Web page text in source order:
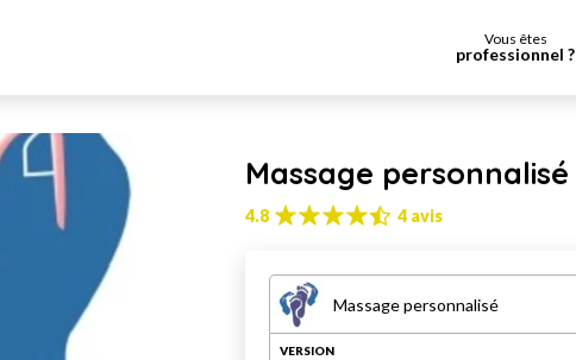
Vous êtes
professionnel ?
Massage personnalisé
4.8 4 avis
Massage personnalisé
VERSION